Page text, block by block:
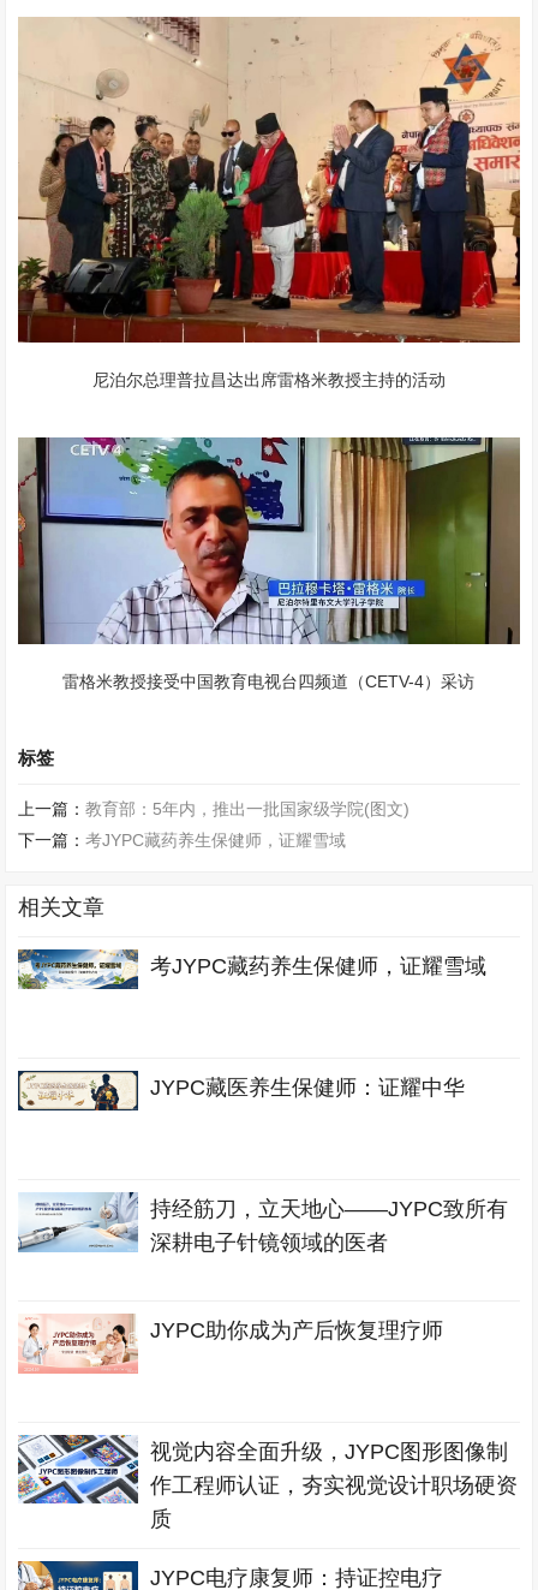
尼泊尔总理普拉昌达出席雷格米教授主持的活动
雷格米教授接受中国教育电视台四频道（CETV-4）采访
标签
上一篇：教育部：5年内，推出一批国家级学院(图文)
下一篇：考JYPC藏药养生保健师，证耀雪域
相关文章
考JYPC藏药养生保健师，证耀雪域
JYPC藏医养生保健师：证耀中华
持经筋刀，立天地心——JYPC致所有
深耕电子针镜领域的医者
JYPC助你成为产后恢复理疗师
视觉内容全面升级，JYPC图形图像制
作工程师认证，夯实视觉设计职场硬资
质
JYPC电疗康复师：持证控电疗